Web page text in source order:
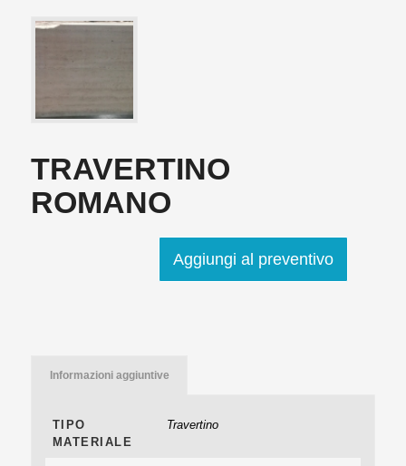
TRAVERTINO
ROMANO
Aggiungi al preventivo
Informazioni aggiuntive
TIPO
MATERIALE
Travertino